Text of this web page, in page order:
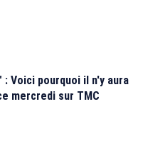
Voici pourquoi il n'y aura
mercredi sur TMC